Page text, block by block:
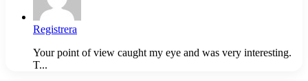
Registrera
Your point of view caught my eye and was very interesting.
T...